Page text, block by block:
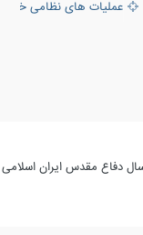
عملیات های نظامی خارجی
دفاع مقدس ایران اسلامی